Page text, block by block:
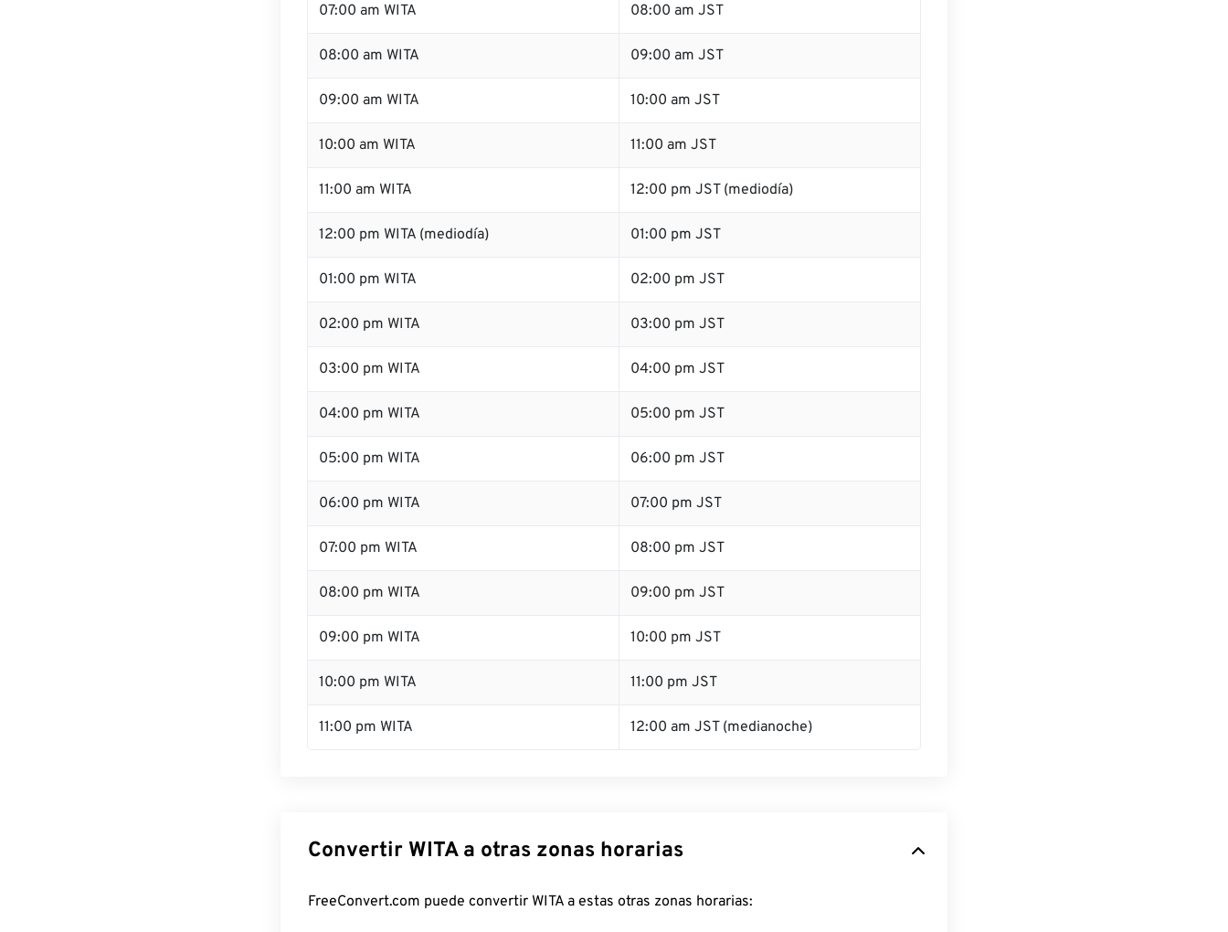
07:00 am WITA 08:00 am JST
08:00 am WITA 09:00 am JST
09:00 am WITA 10:00 am JST
10:00 am WITA 11:00 am JST
11:00 am WITA 12:00 pm JST (mediodía)
12:00 pm WITA (mediodía) 01:00 pm JST
01:00 pm WITA 02:00 pm JST
02:00 pm WITA 03:00 pm JST
03:00 pm WITA 04:00 pm JST
04:00 pm WITA 05:00 pm JST
05:00 pm WITA 06:00 pm JST
06:00 pm WITA 07:00 pm JST
07:00 pm WITA 08:00 pm JST
08:00 pm WITA 09:00 pm JST
09:00 pm WITA 10:00 pm JST
10:00 pm WITA 11:00 pm JST
11:00 pm WITA 12:00 am JST (medianoche)
Convertir WITA a otras zonas horarias
FreeConvert.com puede convertir WITA a estas otras zonas horarias: